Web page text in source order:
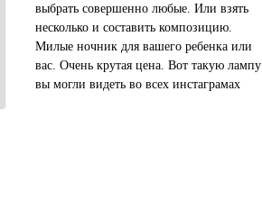
выбрать совершенно любые. Или взять
несколько и составить композицию.
Милые ночник для вашего ребенка или
вас. Очень крутая цена. Вот такую лампу
вы могли видеть во всех инстаграмах